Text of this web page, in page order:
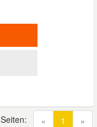
« 1 (current)
»
Seiten: